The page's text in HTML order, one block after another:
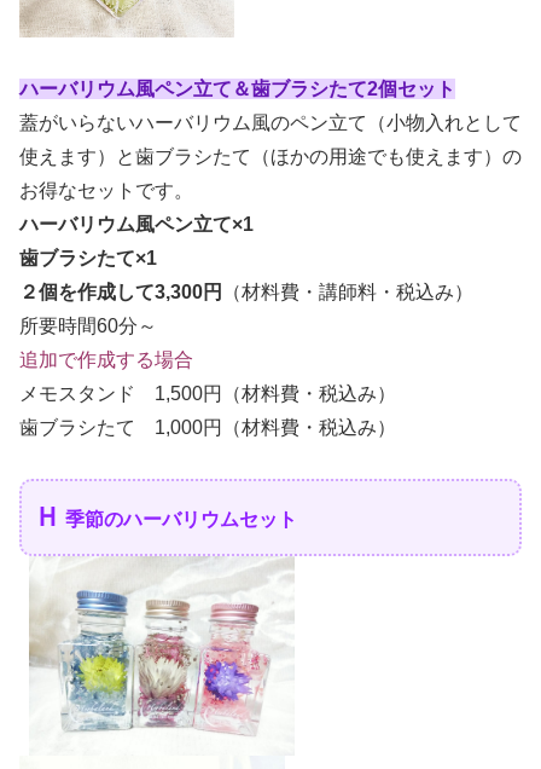
ハーバリウム風ペン立て＆歯ブラシたて2個セット
蓋がいらないハーバリウム風のペン立て（小物入れとして
使えます）と歯ブラシたて（ほかの用途でも使えます）の
お得なセットです。
ハーバリウム風ペン立て×1
歯ブラシたて×1
２個を作成して3,300円
（材料費・講師料・税込み）
所要時間60分～
追加で作成する場合
メモスタンド 1,500円（材料費・税込み）
歯ブラシたて 1,000円（材料費・税込み）
Ｈ 季節のハーバリウムセット